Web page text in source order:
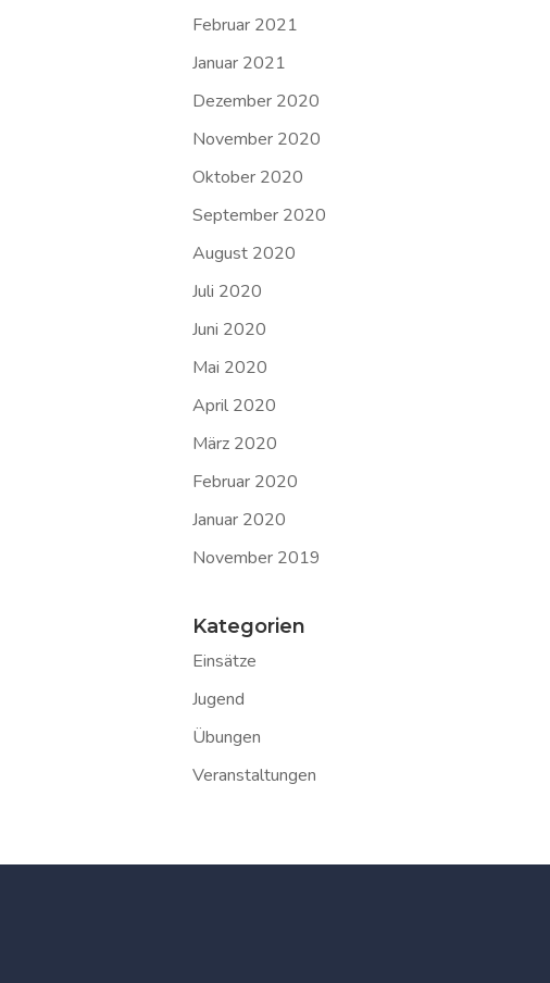
Februar 2021
Januar 2021
Dezember 2020
November 2020
Oktober 2020
September 2020
August 2020
Juli 2020
Juni 2020
Mai 2020
April 2020
März 2020
Februar 2020
Januar 2020
November 2019
Kategorien
Einsätze
Jugend
Übungen
Veranstaltungen